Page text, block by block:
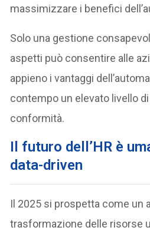
massimizzare i benefici
Solo una gestione
aspetti può consentire alle
appieno i vantaggi
contempo un elevato livello
conformità.
Il futuro dell’HR è
data-driven
Il 2025 si prospetta come un
trasformazione delle risorse